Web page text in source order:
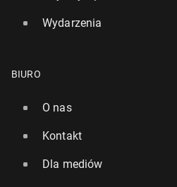
Wydarzenia
BIURO
O nas
Kontakt
Dla mediów